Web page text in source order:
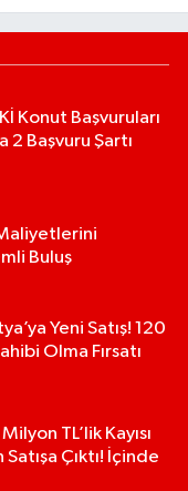
Konut Başvuruları
2 Başvuru Şartı
Buluş
Yeni Satış! 120
Olma Fırsatı
TL’lik Kayısı
Çıktı! İçinde